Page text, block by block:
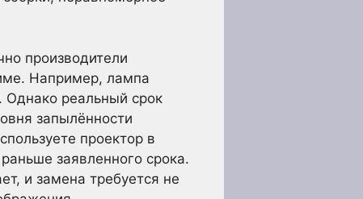
производители
Например, лампа
реальный срок
запылённости
проектор в
заявленного срока.
и замена требуется не